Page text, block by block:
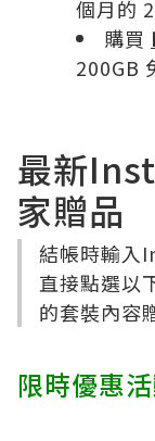
個月的
購買
200GB
最新
家贈品
結帳時輸入
直接點選以
的套裝內容
限時優惠